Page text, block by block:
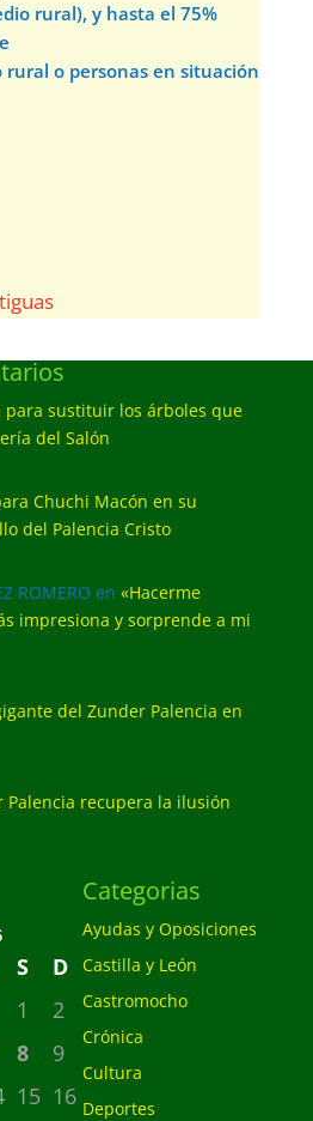
rural), y hasta el 75%
rural o personas en situación
para sustituir los árboles que
del Salón
Chuchi Macón en su
del Palencia Cristo
ROMERO en «Hacerme
impresiona y sorprende a mi
del Zunder Palencia en
Palencia recupera la ilusión
S
D
1
2
8
9
15 16
Categorias
Ayudas y Oposiciones
Castilla y León
Castromocho
Crónica
Cultura
Deportes